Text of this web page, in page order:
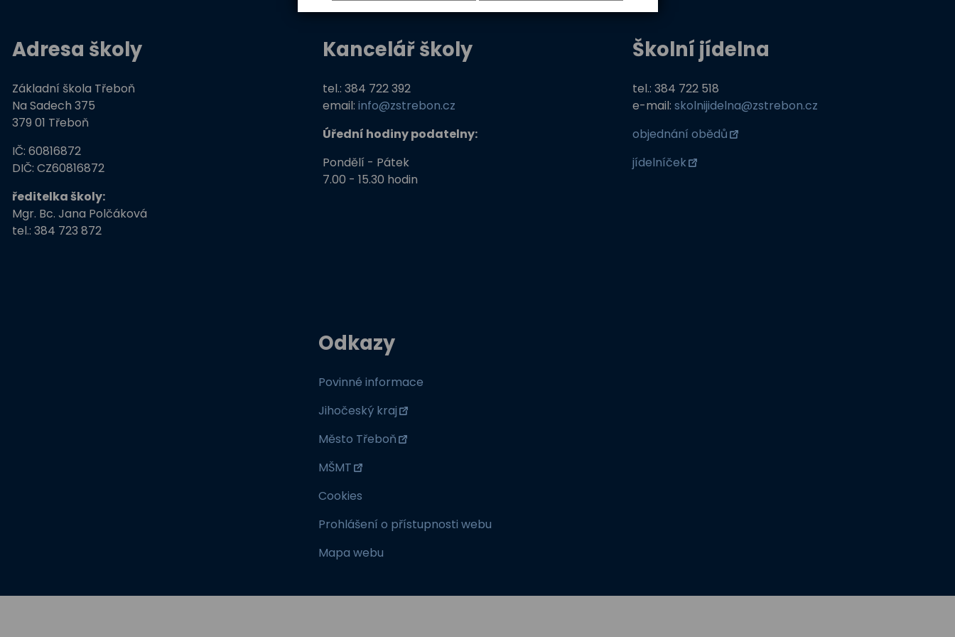
Adresa školy
Základní škola Třeboň
Na Sadech 375
379 01 Třeboň
IČ: 60816872
DIČ: CZ60816872
ředitelka školy:
Mgr. Bc. Jana Polčáková
tel.: 384 723 872
Kancelář školy
tel.: 384 722 392
email: info@zstrebon.cz
Úřední hodiny podatelny:
Pondělí - Pátek
7.00 - 15.30 hodin
Školní jídelna
tel.: 384 722 518
e-mail:skolnijidelna@zstrebon.cz
objednání obědů
jídelníček
Odkazy
Povinné informace
Jihočeský kraj
Město Třeboň
MŠMT
Cookies
Prohlášení o přístupnosti webu
Mapa webu